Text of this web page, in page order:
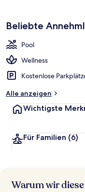
Beliebte
Pool
Wellness
Kostenlose
Alle anzeigen
Wichtigste
Für Familien (6)
Warum wir